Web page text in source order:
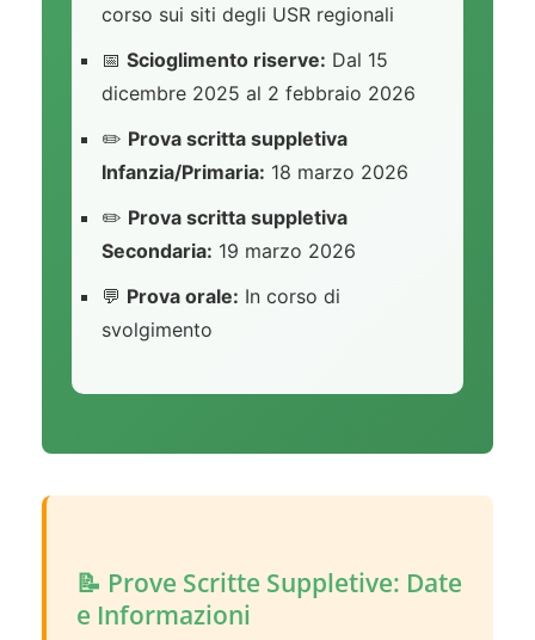
corso sui siti degli USR regionali
📅 Scioglimento riserve: Dal 15
dicembre 2025 al 2 febbraio 2026
✏️ Prova scritta suppletiva
Infanzia/Primaria: 18 marzo 2026
✏️ Prova scritta suppletiva
Secondaria: 19 marzo 2026
💬 Prova orale: In corso di
svolgimento
📝 Prove Scritte Suppletive: Date
e Informazioni